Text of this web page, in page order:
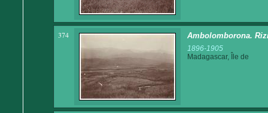
374 Ambolomborona.
1896-1905
Madagascar, Île de